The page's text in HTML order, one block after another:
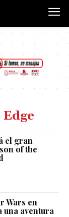
Edge
el gran
of the
Wars en
una aventura